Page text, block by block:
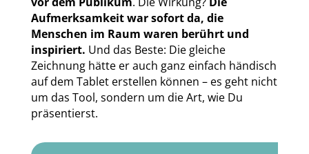
Aufmerksamkeit war sofort da, die
Menschen im Raum waren berührt und
inspiriert. Und das Beste: Die gleiche
Zeichnung hätte er auch ganz einfach händisch
auf dem Tablet erstellen können – es geht nicht
um das Tool, sondern um die Art, wie Du
präsentierst.